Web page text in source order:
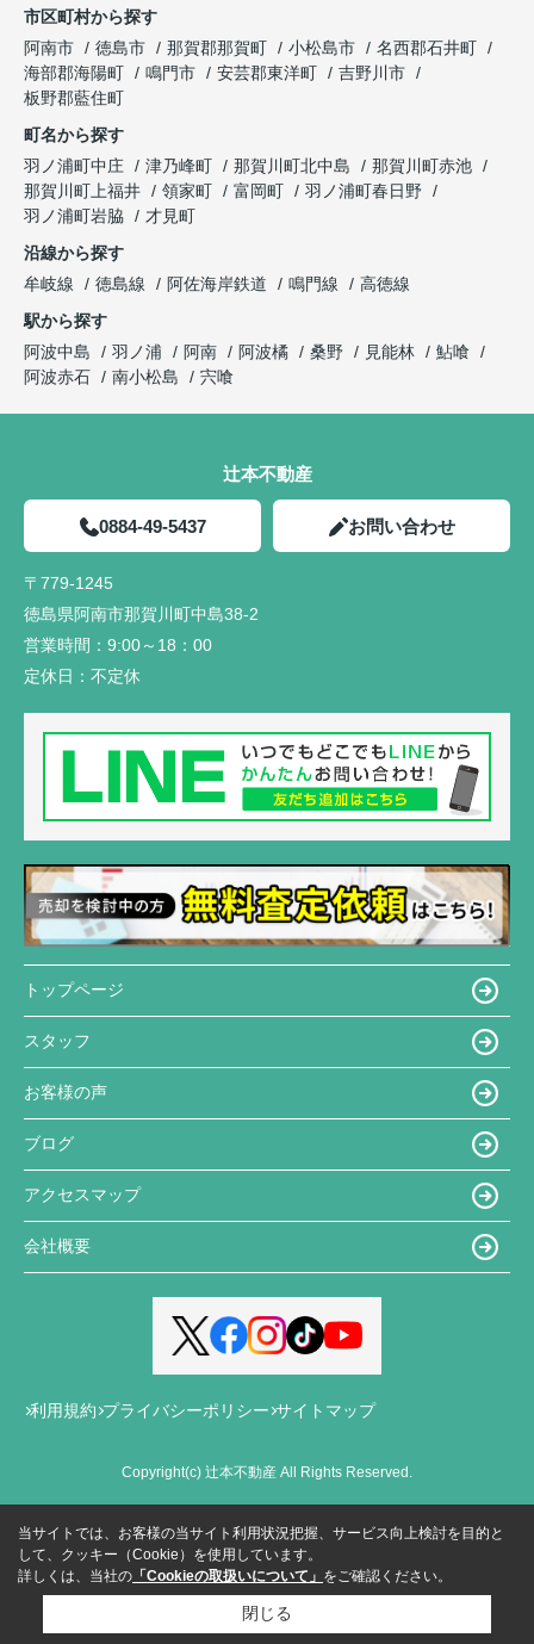
市区町村から探す
阿南市
徳島市 那賀郡那賀町 小松島市
名西郡石井町
海部郡海陽町
鳴門市 安芸郡東洋町
吉野川市
板野郡藍住町
町名から探す
羽ノ浦町中庄
津乃峰町 那賀川町北中島
那賀川町赤池
那賀川町上福井
領家町 富岡町
羽ノ浦町春日野
羽ノ浦町岩脇
才見町
沿線から探す
牟岐線
徳島線 阿佐海岸鉄道 鳴門線
高徳線
駅から探す
阿波中島
羽ノ浦 阿南 阿波橘 桑野 見能林
鮎喰
阿波赤石
南小松島 宍喰
辻本不動産
0884-49-5437 お問い合わせ
〒779-1245
徳島県阿南市那賀川町中島38-2
営業時間： 9:00～18：00
定休日： 不定休
トップページ
スタッフ
お客様の声
ブログ
アクセスマップ
会社概要
利用規約 プライバシーポリシー サイトマップ
Copyright(c) 辻本不動産 All Rights Reserved.
当サイトでは、お客様の当サイト利用状況把握、サービス向上検討を目的と
して、クッキー（Cookie）を使用しています。
詳しくは、当社の 「Cookieの取扱いについて」 をご確認ください。
閉じる